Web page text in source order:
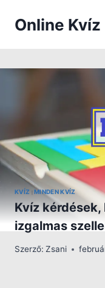
Online
KVÍZ MINDEN KVÍZ
Kvíz kérdések,
izgalmas
Szerző: Zsani